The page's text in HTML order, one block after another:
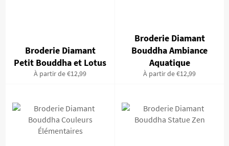
Broderie Diamant
Petit Bouddha et Lotus
À partir de €12,99
Broderie Diamant
Bouddha Ambiance
Aquatique
À partir de €12,99